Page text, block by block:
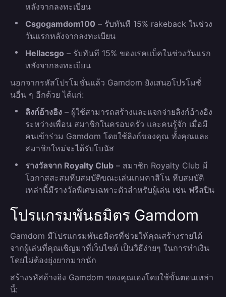
หลังจากลงทะเบียน
Csgogamdom100 – รับทันที 15% rakeback ในช่วง
วันแรกหลังจากลงทะเบียน
Hellacsgo – รับทันที 15% ของเรคแบ็คในช่วงวันแรก
หลังจากลงทะเบียน
นอกจากรหัสโปรโมชั่นแล้ว Gamdom ยังเสนอโปรโมชั่
นอื่น ๆ อีกด้วย ได้แก่:
ลิงก์อ้างอิง – ผู้ใช้สามารถสร้างและแจกจ่ายลิงก์อ้างอิง
ระหว่างเพื่อน สมาชิกในครอบครัว และคนรู้จัก เมื่อมี
คนเข้าร่วม Gamdom โดยใช้ลิงก์ของคุณ ทั้งคุณและ
สมาชิกใหม่จะได้รับโบนัส
รางวัลจาก Royalty Club – สมาชิก Royalty Club มี
โอกาสสะสมหีบสมบัติขณะเล่นเกมคาสิโน หีบสมบัติ
เหล่านี้มีรางวัลพิเศษเฉพาะตัวสำหรับผู้เล่น เช่น ฟรีสปิน
โปรแกรมพันธมิตร Gamdom
Gamdom มีโปรแกรมพันธมิตรที่ช่วยให้คุณสร้างรายได้
จากผู้เล่นที่คุณเชิญมาที่เว็บไซต์ เป็นวิธีง่ายๆ ในการทำเงิน
โดยไม่ต้องยุ่งยากมากนัก
สร้างรหัสอ้างอิง Gamdom ของคุณเองโดยใช้ขั้นตอนเหล่า
นี้: